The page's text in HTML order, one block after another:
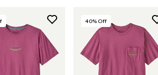
40% Off